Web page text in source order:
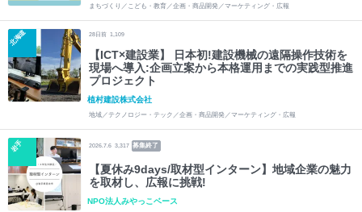
まちづくり／こども・教育／企画・商品開発／マーケティング・広報
北海道 28 日前 1,109
【ICT×建設業】 日本初!建設機械の遠隔操作技術を
現場へ導入:企画立案から本格運用までの実践型推進
プロジェクト
植村建設株式会社
地域／テクノロジー・テック／企画・商品開発／マーケティング・広報
岩手 2026.7.6 3,317 募集終了
【夏休み9days/取材型インターン】地域企業の魅力
を取材し、広報に挑戦!
NPO法人みやっこベース